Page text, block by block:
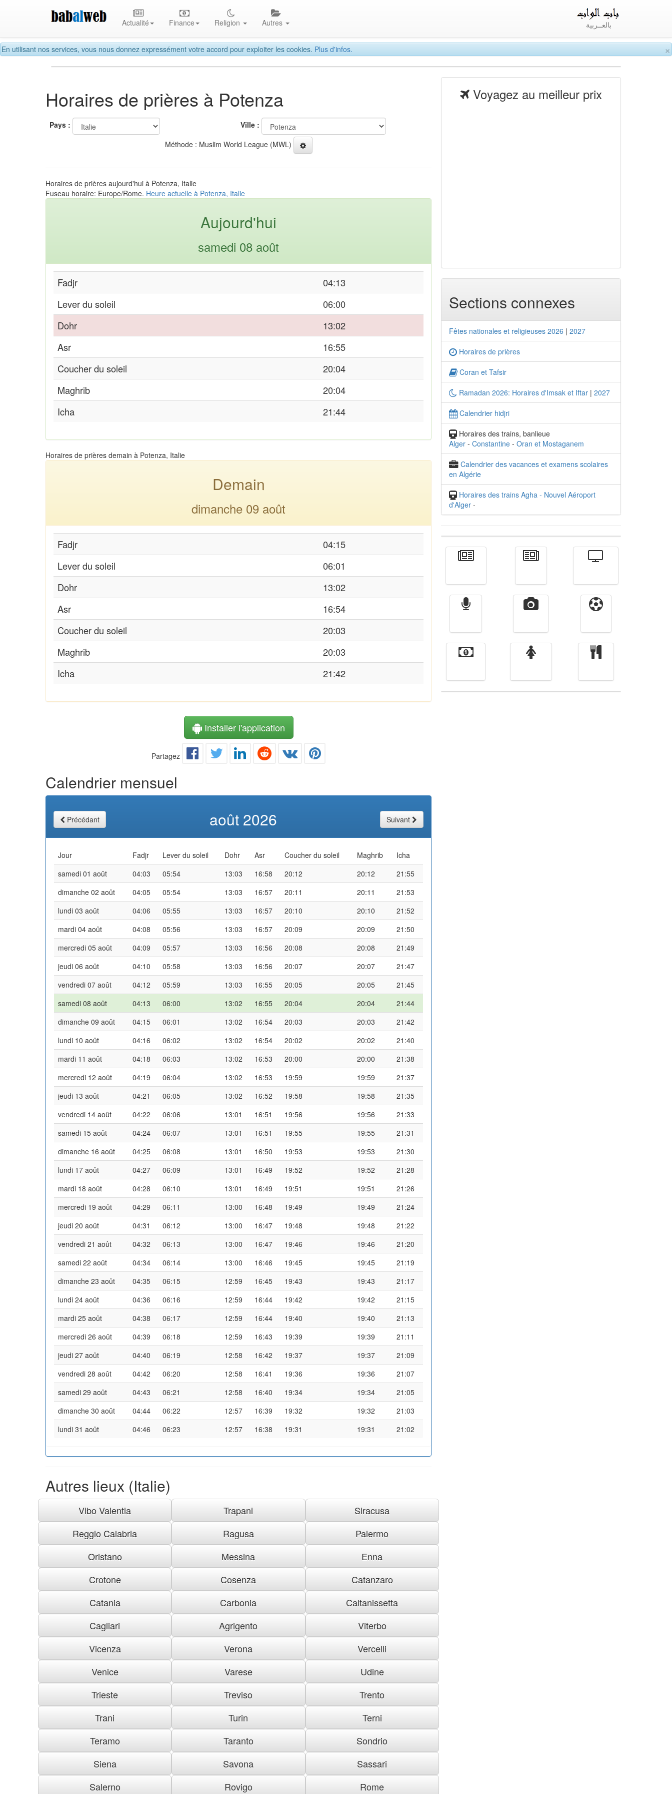
×
En utilisant nos services, vous nous donnez expressément votre accord pour exploiter les cookies. Plus d'infos.
Actualité Finance Religion Autres بالعــربية
Horaires de prières à Potenza
Pays :
Ville :
Méthode : Muslim World League (MWL)
Horaires de prières aujourd'hui à Potenza, Italie
Fuseau horaire: Europe/Rome. Heure actuelle à Potenza, Italie
Aujourd'hui
samedi 08 août
Fadjr
04:13
Lever du soleil
06:00
Dohr
13:02
Asr
16:55
Coucher du soleil
20:04
Maghrib
20:04
Icha
21:44
Horaires de prières demain à Potenza, Italie
Demain
dimanche 09 août
Fadjr
04:15
Lever du soleil
06:01
Dohr
13:02
Asr
16:54
Coucher du soleil
20:03
Maghrib
20:03
Icha
21:42
Installer l'application
Partagez
Calendrier mensuel
Précédant août 2026 Suivant
Jour Fadjr Lever du soleil Dohr Asr Coucher du soleil Maghrib
Icha
samedi 01 août
04:03 05:54 13:03 16:58 20:12 20:12
21:55
dimanche 02 août
04:05 05:54 13:03 16:57 20:11 20:11
21:53
lundi 03 août
04:06 05:55 13:03 16:57 20:10 20:10
21:52
mardi 04 août
04:08 05:56 13:03 16:57 20:09 20:09
21:50
mercredi 05 août
04:09 05:57 13:03 16:56 20:08 20:08
21:49
jeudi 06 août
04:10 05:58 13:03 16:56 20:07 20:07
21:47
vendredi 07 août
04:12 05:59 13:03 16:55 20:05 20:05
21:45
samedi 08 août
04:13 06:00 13:02 16:55 20:04 20:04
21:44
dimanche 09 août
04:15 06:01 13:02 16:54 20:03 20:03
21:42
lundi 10 août
04:16 06:02 13:02 16:54 20:02 20:02
21:40
mardi 11 août
04:18 06:03 13:02 16:53 20:00 20:00
21:38
mercredi 12 août
04:19 06:04 13:02 16:53 19:59 19:59
21:37
jeudi 13 août
04:21 06:05 13:02 16:52 19:58 19:58
21:35
vendredi 14 août
04:22 06:06 13:01 16:51 19:56 19:56
21:33
samedi 15 août
04:24 06:07 13:01 16:51 19:55 19:55
21:31
dimanche 16 août
04:25 06:08 13:01 16:50 19:53 19:53
21:30
lundi 17 août
04:27 06:09 13:01 16:49 19:52 19:52
21:28
mardi 18 août
04:28 06:10 13:01 16:49 19:51 19:51
21:26
mercredi 19 août
04:29 06:11 13:00 16:48 19:49 19:49
21:24
jeudi 20 août
04:31 06:12 13:00 16:47 19:48 19:48
21:22
vendredi 21 août
04:32 06:13 13:00 16:47 19:46 19:46
21:20
samedi 22 août
04:34 06:14 13:00 16:46 19:45 19:45
21:19
dimanche 23 août
04:35 06:15 12:59 16:45 19:43 19:43
21:17
lundi 24 août
04:36 06:16 12:59 16:44 19:42 19:42
21:15
mardi 25 août
04:38 06:17 12:59 16:44 19:40 19:40
21:13
mercredi 26 août
04:39 06:18 12:59 16:43 19:39 19:39
21:11
jeudi 27 août
04:40 06:19 12:58 16:42 19:37 19:37
21:09
vendredi 28 août
04:42 06:20 12:58 16:41 19:36 19:36
21:07
samedi 29 août
04:43 06:21 12:58 16:40 19:34 19:34
21:05
dimanche 30 août
04:44 06:22 12:57 16:39 19:32 19:32
21:03
lundi 31 août
04:46 06:23 12:57 16:38 19:31 19:31 21:02
Autres lieux (Italie)
Vibo Valentia Trapani
Siracusa
Reggio Calabria
Ragusa
Palermo
Oristano
Messina
Enna
Crotone
Cosenza
Catanzaro
Catania
Carbonia
Caltanissetta
Cagliari
Agrigento
Viterbo
Vicenza
Verona
Vercelli
Venice
Varese
Udine
Trieste
Treviso
Trento
Trani
Turin
Terni
Teramo
Taranto
Sondrio
Siena
Savona
Sassari
Salerno
Rovigo Rome
Voyagez au meilleur prix
Sections connexes
Fêtes nationales et religieuses 2026 | 2027
Horaires de prières
Coran et Tafsir
Ramadan 2026: Horaires d'Imsak et Iftar | 2027
Calendrier hidjri
Horaires des trains, banlieue
Alger - Constantine - Oran et Mostaganem
Calendrier des vacances et examens scolaires
en Algérie
Horaires des trains Agha - Nouvel Aéroport
d'Alger -